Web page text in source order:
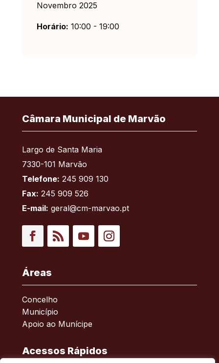
Novembro 2025
Horário: 10:00 - 19:00
Câmara Municipal de Marvão
Largo de Santa Maria
7330-101 Marvão
Telefone: 245 909 130
Fax: 245 909 526
E-mail: geral@cm-marvao.pt
Áreas
Concelho
Município
Apoio ao Munícipe
Acessos Rápidos